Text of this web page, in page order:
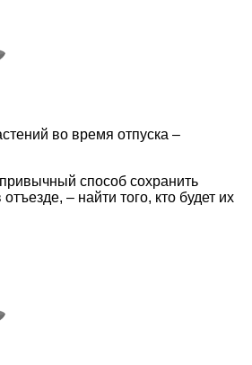
во время отпуска –
способ сохранить
– найти того, кто будет их